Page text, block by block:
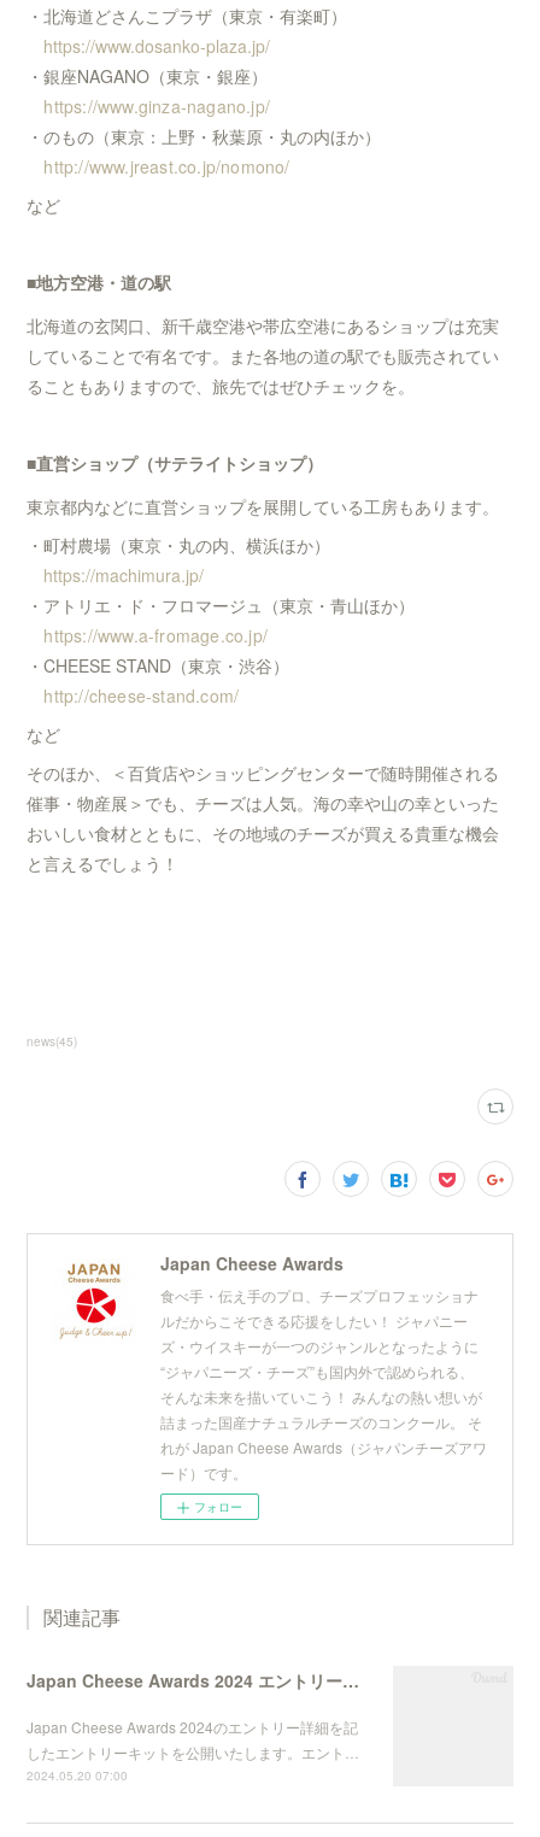
・北海道どさんこプラザ（東京・有楽町）
https://www.dosanko-plaza.jp/
・銀座NAGANO（東京・銀座）
https://www.ginza-nagano.jp/
・のもの（東京：上野・秋葉原・丸の内ほか）
http://www.jreast.co.jp/nomono/
など
■地方空港・道の駅
北海道の玄関口、新千歳空港や帯広空港にあるショップは充実
していることで有名です。また各地の道の駅でも販売されてい
ることもありますので、旅先ではぜひチェックを。
■直営ショップ（サテライトショップ）
東京都内などに直営ショップを展開している工房もあります。
・町村農場（東京・丸の内、横浜ほか）
https://machimura.jp/
・アトリエ・ド・フロマージュ（東京・青山ほか）
https://www.a-fromage.co.jp/
・CHEESE STAND（東京・渋谷）
http://cheese-stand.com/
など
そのほか、＜百貨店やショッピングセンターで随時開催される
催事・物産展＞でも、チーズは人気。海の幸や山の幸といった
おいしい食材とともに、その地域のチーズが買える貴重な機会
と言えるでしょう！
news(45)
Japan Cheese Awards
食べ手・伝え手のプロ、チーズプロフェッショナ
ルだからこそできる応援をしたい！ ジャパニー
ズ・ウイスキーが一つのジャンルとなったように
“ジャパニーズ・チーズ”も国内外で認められる、
そんな未来を描いていこう！ みんなの熱い想いが
詰まった国産ナチュラルチーズのコンクール。 そ
れが Japan Cheese Awards（ジャパンチーズアワ
ード）です。
フォロー
関連記事
Japan Cheese Awards 2024 エントリーキット公開
Japan Cheese Awards 2024のエントリー詳細を記
したエントリーキットを公開いたします。エント…
2024.05.20 07:00